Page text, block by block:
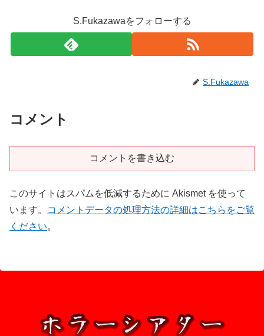
S.Fukazawaをフォローする
S.Fukazawa
コメント
コメントを書き込む
このサイトはスパムを低減するために Akismet を使って
います。
コメントデータの処理方法の詳細はこちらをご覧
ください。